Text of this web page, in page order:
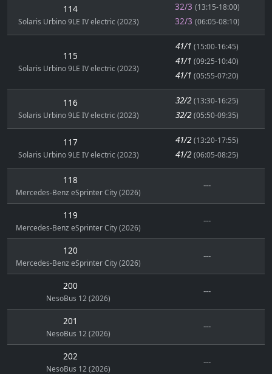
114
Solaris Urbino 9LE IV electric (2023)
32/3 (13:15-18:00)
32/3 (06:05-08:10)
115
Solaris Urbino 9LE IV electric (2023)
41/1 (15:00-16:45)
41/1 (09:25-10:40)
41/1 (05:55-07:20)
116
Solaris Urbino 9LE IV electric (2023)
32/2 (13:30-16:25)
32/2 (05:50-09:35)
117
Solaris Urbino 9LE IV electric (2023)
41/2 (13:20-17:55)
41/2 (06:05-08:25)
118
Mercedes-Benz eSprinter City (2026)
---
119
Mercedes-Benz eSprinter City (2026)
---
120
Mercedes-Benz eSprinter City (2026)
---
200
NesoBus 12 (2026)
---
201
NesoBus 12 (2026)
---
202
NesoBus 12 (2026)
---